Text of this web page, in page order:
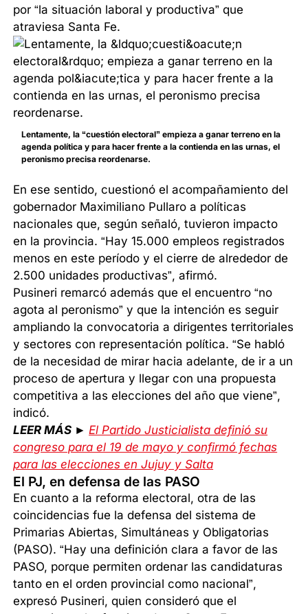
por “la situación laboral y productiva” que
atraviesa Santa Fe.
Lentamente, la “cuestión electoral” empieza a ganar terreno en la
agenda política y para hacer frente a la contienda en las urnas, el
peronismo precisa reordenarse.
En ese sentido, cuestionó el acompañamiento del
gobernador Maximiliano Pullaro a políticas
nacionales que, según señaló, tuvieron impacto
en la provincia. “Hay 15.000 empleos registrados
menos en este período y el cierre de alrededor de
2.500 unidades productivas”, afirmó.
Pusineri remarcó además que el encuentro “no
agota al peronismo” y que la intención es seguir
ampliando la convocatoria a dirigentes territoriales
y sectores con representación política. “Se habló
de la necesidad de mirar hacia adelante, de ir a un
proceso de apertura y llegar con una propuesta
competitiva a las elecciones del año que viene”,
indicó.
LEER MÁS ► El Partido Justicialista definió su
congreso para el 19 de mayo y confirmó fechas
para las elecciones en Jujuy y Salta
El PJ, en defensa de las PASO
En cuanto a la reforma electoral, otra de las
coincidencias fue la defensa del sistema de
Primarias Abiertas, Simultáneas y Obligatorias
(PASO). “Hay una definición clara a favor de las
PASO, porque permiten ordenar las candidaturas
tanto en el orden provincial como nacional”,
expresó Pusineri, quien consideró que el